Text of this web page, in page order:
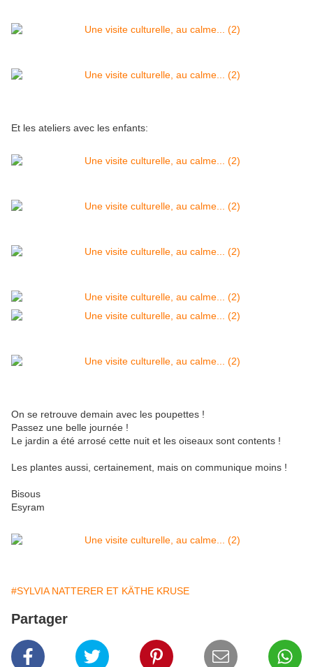
Et les ateliers avec les enfants:
On se retrouve demain avec les poupettes !
Passez une belle journée !
Le jardin a été arrosé cette nuit et les oiseaux sont contents !
Les plantes aussi, certainement, mais on communique moins !
Bisous
Esyram
#SYLVIA NATTERER ET KÄTHE KRUSE
Partager